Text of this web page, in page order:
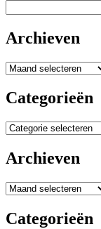
Archieven
Archieven
Categorieën
Categorieën
Archieven
Archieven
Categorieën